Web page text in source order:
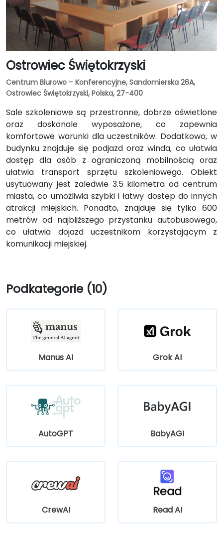
Ostrowiec Świętokrzyski
Centrum Biurowo – Konferencyjne, Sandomierska 26A,
Ostrowiec Świętokrzyski, Polska, 27-400
Sale szkoleniowe są przestronne, dobrze oświetlone
oraz doskonale wyposażone, co zapewnia
komfortowe warunki dla uczestników. Dodatkowo, w
budynku znajduje się podjazd oraz winda, co ułatwia
dostęp dla osób z ograniczoną mobilnością oraz
ułatwia transport sprzętu szkoleniowego. Obiekt
usytuowany jest zaledwie 3.5 kilometra od centrum
miasta, co umożliwia szybki i łatwy dostęp do innych
atrakcji miejskich. Ponadto, znajduje się tylko 600
metrów od najbliższego przystanku autobusowego,
co ułatwia dojazd uczestnikom korzystającym z
komunikacji miejskiej.
Podkategorie (10)
Manus AI Grok AI
AutoGPT BabyAGI
CrewAI Read AI